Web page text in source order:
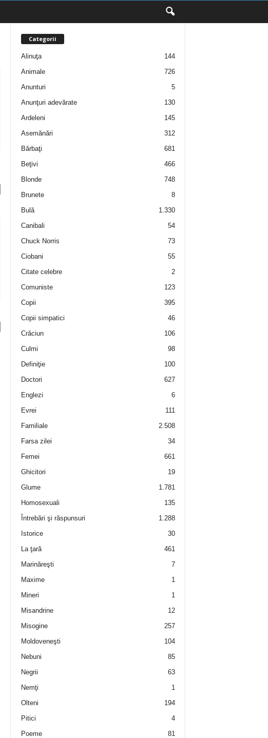
Categorii
Alinuţa
144
Animale
726
Anunturi
5
Anunţuri adevărate
130
Ardeleni
145
Asemănări
312
Bărbaţi
681
Beţivi
466
Blonde
748
Brunete
8
Bulă
1.330
Canibali
54
Chuck Norris
73
Ciobani
55
Citate celebre
2
Comuniste
123
Copii
395
Copii simpatici
46
Crăciun
106
Culmi
98
Definiţie
100
Doctori
627
Englezi
6
Evrei
111
Familiale
2.508
Farsa zilei
34
Femei
661
Ghicitori
19
Glume
1.781
Homosexuali
135
Întrebări şi răspunsuri
1.288
Istorice
30
La ţară
461
Marinăreşti
7
Maxime
1
Mineri
1
Misandrine
12
Misogine
257
Moldoveneşti
104
Nebuni
85
Negrii
63
Nemţi
1
Olteni
194
Pitici
4
Poeme
81